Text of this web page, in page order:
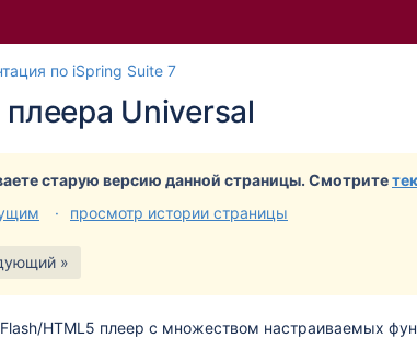
по iSpring Suite 7
концу
баннера
началу
баннера
Universal
старую версию данной страницы. Смотрите
просмотр истории страницы
»
HTML5 плеер с множеством настраиваемых